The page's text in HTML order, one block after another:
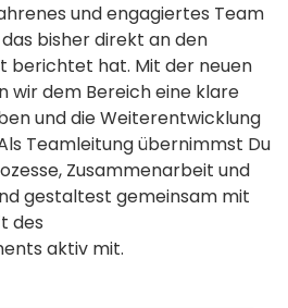
und engagiertes Team
bisher direkt an den
berichtet hat. Mit der neuen
wir dem Bereich eine klare
und die Weiterentwicklung
Teamleitung übernimmst Du
Zusammenarbeit und
gestaltest gemeinsam mit
des
aktiv mit.